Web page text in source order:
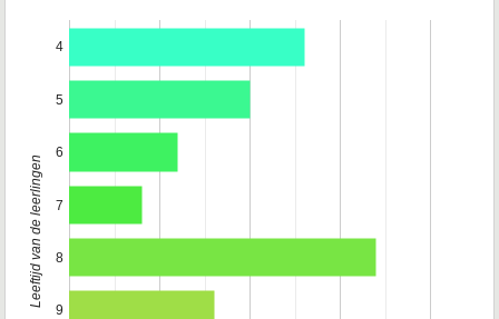
4
5
6
7
8
9
Leeftijd van de leerlingen